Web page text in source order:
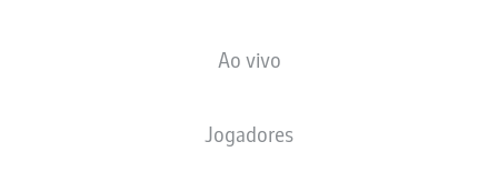
Ao vivo
Jogadores
sex., 19.03.2027 - dom., 21.03.2027